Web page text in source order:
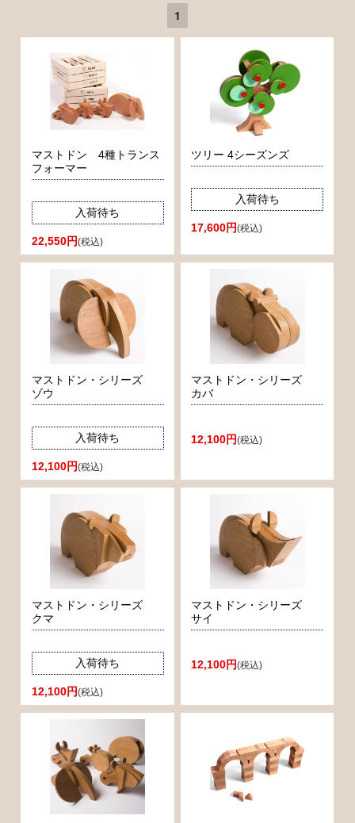
1
マストドン 4種トランス
フォーマー
入荷待ち
22,550円(税込)
ツリー 4シーズンズ
入荷待ち
17,600円(税込)
マストドン・シリーズ
ゾウ
入荷待ち
12,100円(税込)
マストドン・シリーズ
カバ
12,100円(税込)
マストドン・シリーズ
クマ
入荷待ち
12,100円(税込)
マストドン・シリーズ
サイ
12,100円(税込)